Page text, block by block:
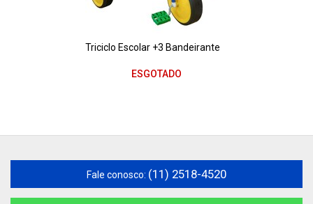
Triciclo Escolar +3 Bandeirante
ESGOTADO
Fale conosco: (11) 2518-4520